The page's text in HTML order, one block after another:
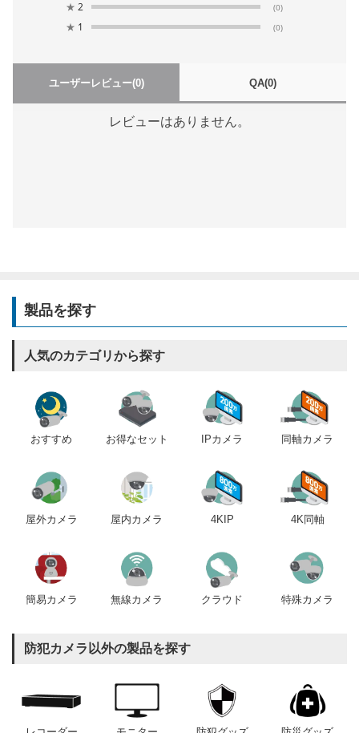
★ 2 (0)
★ 1 (0)
ユーザーレビュー(0) QA(0)
レビューはありません。
製品を探す
人気のカテゴリから探す
おすすめ お得なセット IPカメラ 同軸カメラ
屋外カメラ 屋内カメラ 4KIP 4K同軸
簡易カメラ 無線カメラ クラウド 特殊カメラ
防犯カメラ以外の製品を探す